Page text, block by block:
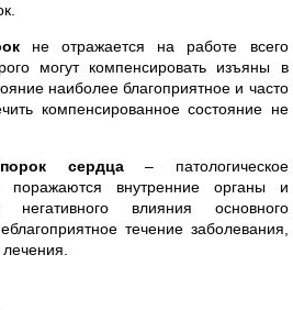
не отражается на работе всего
могут компенсировать изъяны в
наиболее благоприятное и часто
компенсированное состояние не
сердца– патологическое
поражаются внутренние органы и
влияния основного
течение заболевания,